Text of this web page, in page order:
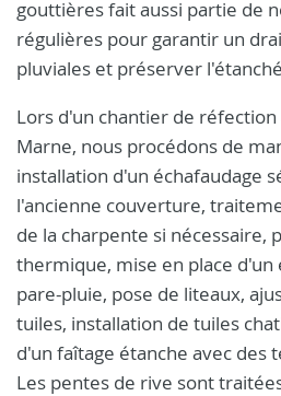
gouttières fait aussi partie de
régulières pour garantir un
pluviales et préserver
Lors d'un chantier de
Marne, nous procédons de
installation d'un échafaudage
l'ancienne couverture,
de la charpente si nécessaire,
thermique, mise en place d'un
pare-pluie, pose de liteaux,
tuiles, installation de tuiles
d'un faîtage étanche avec des
Les pentes de rive sont